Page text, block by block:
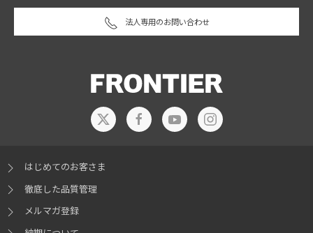
法人専用のお問い合わせ
はじめてのお客さま
徹底した品質管理
メルマガ登録